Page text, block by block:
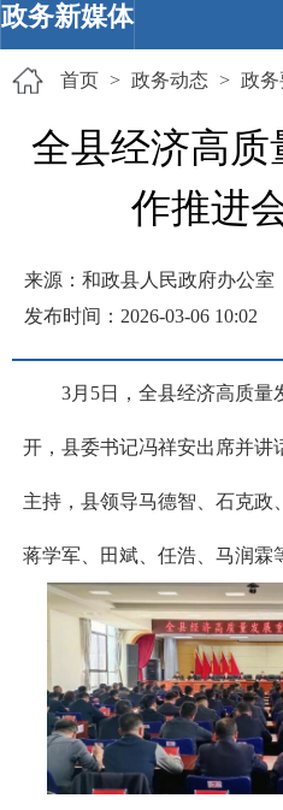
政务新媒体
首页 > 政务动态 > 政务
全县经济高质
作推进
来源：和政县人民政府办公室
发布时间：2026-03-06 10:02
3月5日，全县经济高质量
开，县委书记冯祥安出席并讲
主持，县领导马德智、石克政
蒋学军、田斌、任浩、马润霖